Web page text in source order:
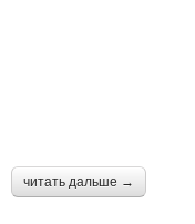
читать дальше →